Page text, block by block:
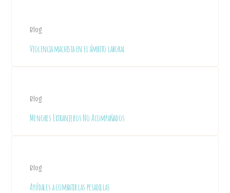
Blog
Violencia machista en el ámbito laboral
Blog
Menores Extranjeros No Acompañados
Blog
Ayúdales a combatir las pesadillas